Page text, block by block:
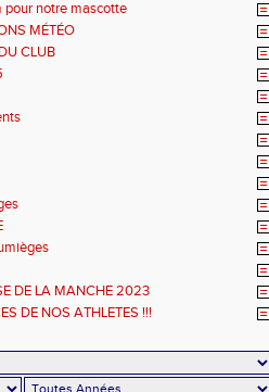
pour notre mascotte
MÉTÉO
CLUB
DE LA MANCHE 2023
DE NOS ATHLETES !!!